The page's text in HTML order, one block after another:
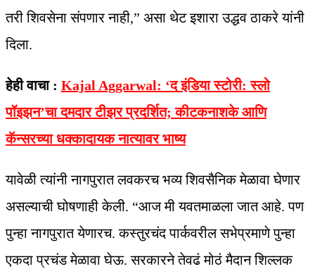
तरी शिवसेना संपणार नाही,” असा थेट इशारा उद्धव ठाकरे यांनी
दिला.
हेही वाचा : Kajal Aggarwal: ‘द इंडिया स्टोरी: स्लो
पॉइझन’चा दमदार टीझर प्रदर्शित; कीटकनाशके आणि
कॅन्सरच्या धक्कादायक नात्यावर भाष्य
यावेळी त्यांनी नागपुरात लवकरच भव्य शिवसैनिक मेळावा घेणार
असल्याची घोषणाही केली. “आज मी यवतमाळला जात आहे. पण
पुन्हा नागपुरात येणारच. कस्तुरचंद पार्कवरील सभेप्रमाणे पुन्हा
एकदा प्रचंड मेळावा घेऊ. सरकारने तेवढं मोठं मैदान शिल्लक